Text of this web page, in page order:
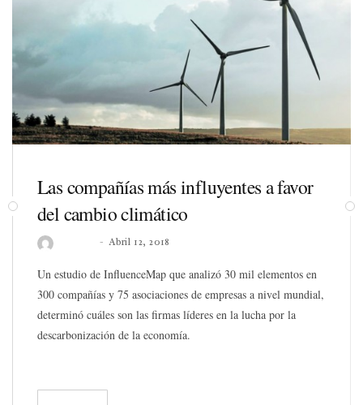
Las compañías más influyentes a favor
del cambio climático
Abril 12, 2018
Un estudio de InfluenceMap que analizó 30 mil elementos en
300 compañías y 75 asociaciones de empresas a nivel mundial,
determinó cuáles son las firmas líderes en la lucha por la
descarbonización de la economía.